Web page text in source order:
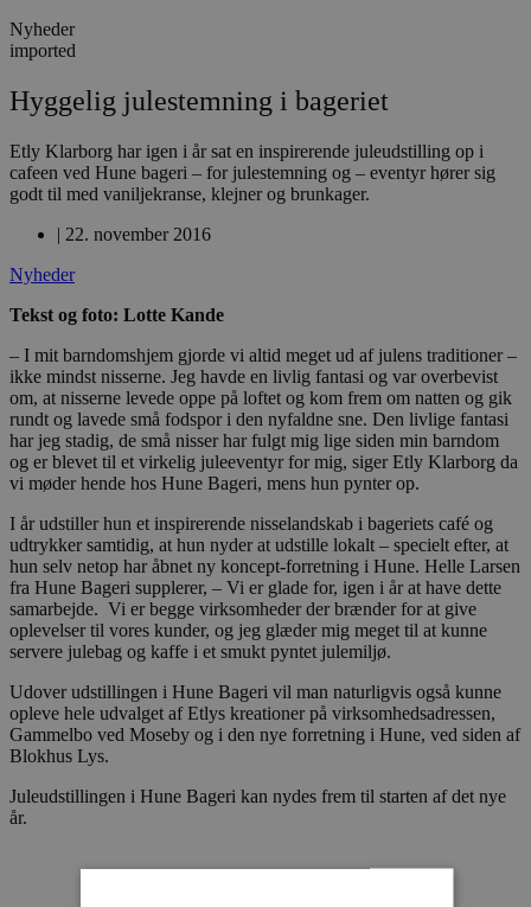
Nyheder
imported
Hyggelig julestemning i bageriet
Etly Klarborg har igen i år sat en inspirerende juleudstilling op i
cafeen ved Hune bageri – for julestemning og – eventyr hører sig
godt til med vaniljekranse, klejner og brunkager.
| 22. november 2016
Nyheder
Tekst og foto: Lotte Kande
– I mit barndomshjem gjorde vi altid meget ud af julens traditioner –
ikke mindst nisserne. Jeg havde en livlig fantasi og var overbevist
om, at nisserne levede oppe på loftet og kom frem om natten og gik
rundt og lavede små fodspor i den nyfaldne sne. Den livlige fantasi
har jeg stadig, de små nisser har fulgt mig lige siden min barndom
og er blevet til et virkelig juleeventyr for mig, siger Etly Klarborg da
vi møder hende hos Hune Bageri, mens hun pynter op.
I år udstiller hun et inspirerende nisselandskab i bageriets café og
udtrykker samtidig, at hun nyder at udstille lokalt – specielt efter, at
hun selv netop har åbnet ny koncept-forretning i Hune. Helle Larsen
fra Hune Bageri supplerer, – Vi er glade for, igen i år at have dette
samarbejde. Vi er begge virksomheder der brænder for at give
oplevelser til vores kunder, og jeg glæder mig meget til at kunne
servere julebag og kaffe i et smukt pyntet julemiljø.
Udover udstillingen i Hune Bageri vil man naturligvis også kunne
opleve hele udvalget af Etlys kreationer på virksomhedsadressen,
Gammelbo ved Moseby og i den nye forretning i Hune, ved siden af
Blokhus Lys.
Juleudstillingen i Hune Bageri kan nydes frem til starten af det nye
år.